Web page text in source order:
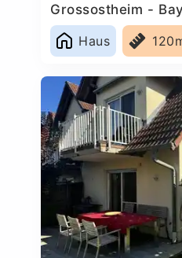
Grossostheim -
Haus